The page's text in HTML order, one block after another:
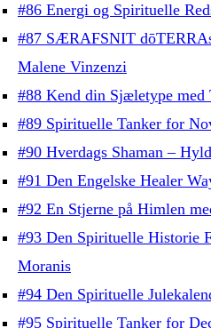
#86 Energi og Spirituelle
#87 SÆRAFSNIT
Malene Vinzenzi
#88 Kend din Sjæletype med
#89 Spirituelle Tanker for
#90 Hverdags Shaman –
#91 Den Engelske Healer
#92 En Stjerne på Himlen
#93 Den Spirituelle Historie
Moranis
#94 Den Spirituelle
#95 Spirituelle Tanker for